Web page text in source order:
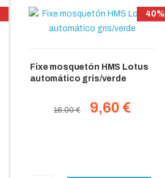
40%
Fixe mosquetón HMS Lotus
automático gris/verde
16.00 € 9,60 €